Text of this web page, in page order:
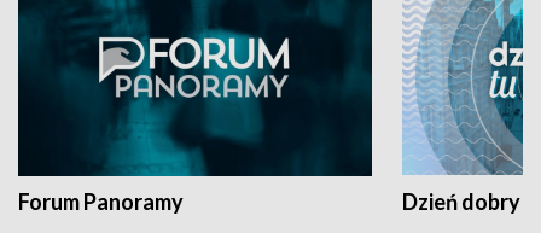
Forum Panoramy Dzień dobry